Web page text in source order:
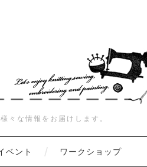
々な情報をお届けします。
ベント ワークショップ